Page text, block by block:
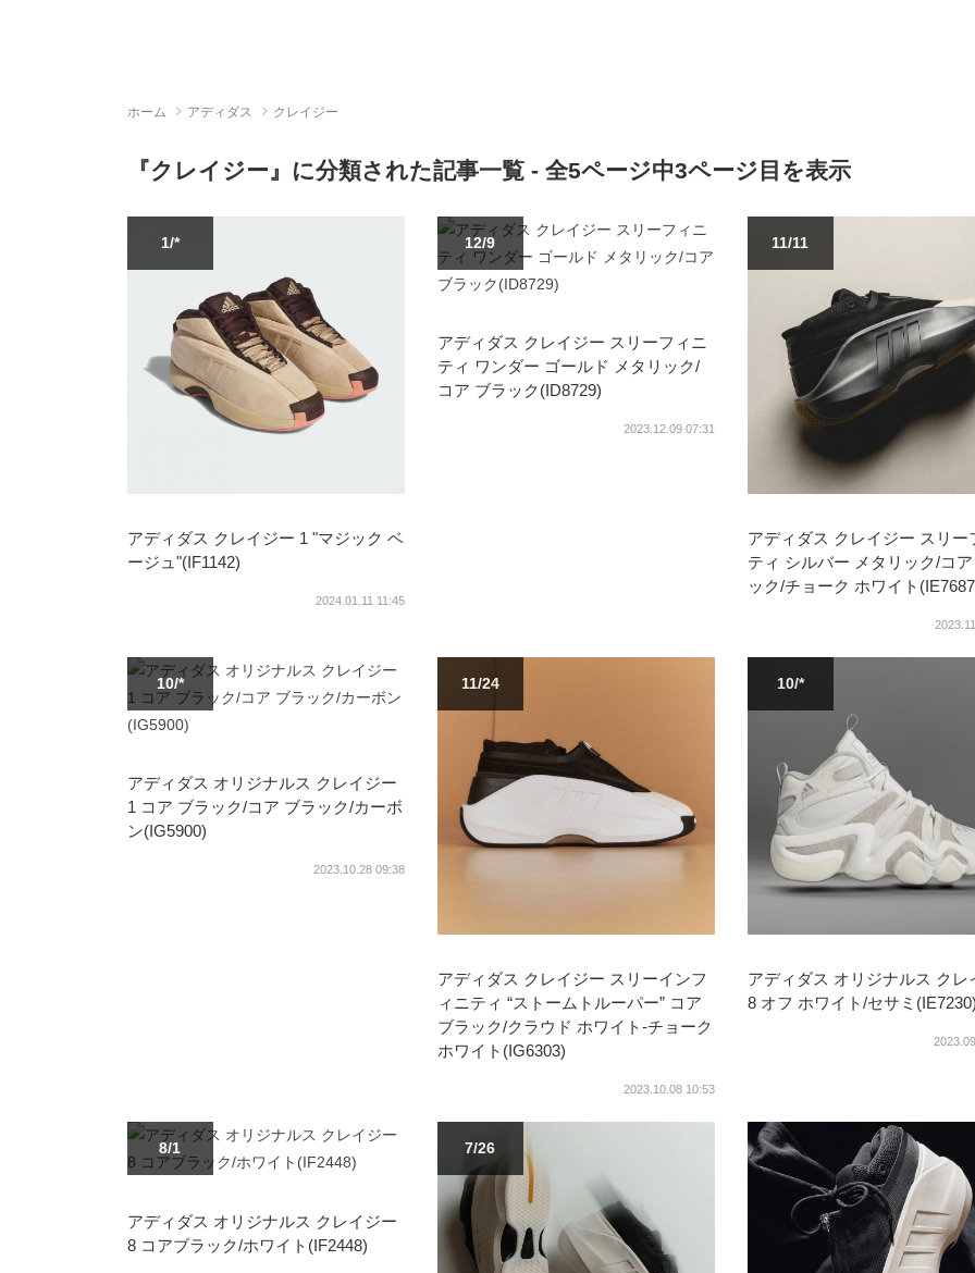
ホーム アディダス クレイジー
『クレイジー』に分類された記事一覧 - 全5ページ中3ページ目を表示
1/*
アディダス クレイジー 1 "マジック ベ
ージュ"(IF1142)
2024.01.11 11:45
12/9
アディダス クレイジー スリーフィニ
ティ ワンダー ゴールド メタリック/
コア ブラック(ID8729)
2023.12.09 07:31
11/11
アディダス クレイジー スリー
ティ シルバー メタリック/コア
ック/チョーク ホワイト
10/*
アディダス オリジナルス クレイジー
1 コア ブラック/コア ブラック/カーボ
ン(IG5900)
2023.10.28 09:38
11/24
アディダス クレイジー スリーインフ
ィニティ “ストームトルーパー” コア
ブラック/クラウド ホワイト-チョーク
ホワイト(IG6303)
2023.10.08 10:53
10/*
アディダス オリジナルス クレ
8 オフ ホワイト/セサミ(IE7230)
8/1
アディダス オリジナルス クレイジー
8 コアブラック/ホワイト(IF2448)
7/26